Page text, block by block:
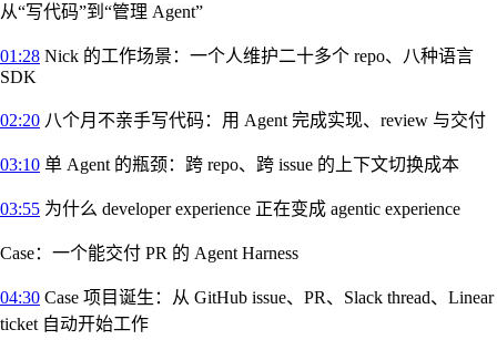
从“写代码”到“管理 Agent”
01:28 Nick 的工作场景：一个人维护二十多个 repo、八种语言
SDK
02:20 八个月不亲手写代码：用 Agent 完成实现、review 与交付
03:10 单 Agent 的瓶颈：跨 repo、跨 issue 的上下文切换成本
03:55 为什么 developer experience 正在变成 agentic experience
Case：一个能交付 PR 的 Agent Harness
04:30 Case 项目诞生：从 GitHub issue、PR、Slack thread、Linear
ticket 自动开始工作